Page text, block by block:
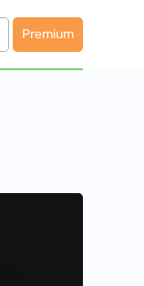
Premium